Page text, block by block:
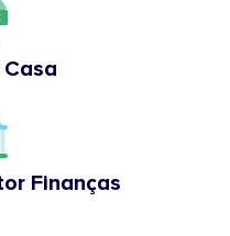
Finanças